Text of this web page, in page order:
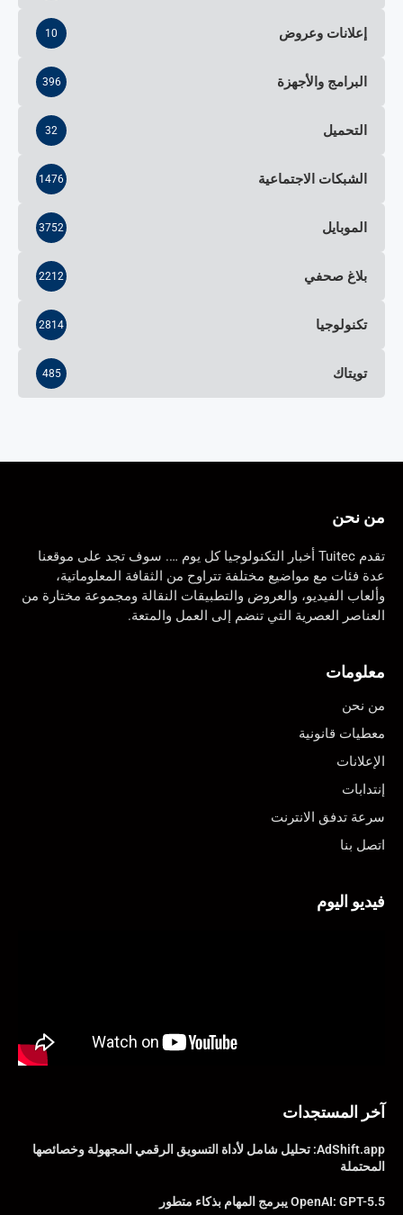
إعلانات وعروض 10
البرامج والأجهزة 396
التحميل 32
الشبكات الاجتماعية 1476
الموبايل 3752
بلاغ صحفي 2212
تكنولوجيا 2814
تويتاك 485
من نحن
تقدم Tuitec أخبار التكنولوجيا كل يوم …. سوف تجد على موقعنا
عدة فئات مع مواضيع مختلفة تتراوح من الثقافة المعلوماتية،
وألعاب الفيديو، والعروض والتطبيقات النقالة ومجموعة مختارة من
العناصر العصرية التي تنضم إلى العمل والمتعة.
معلومات
من نحن
معطيات قانونية
الإعلانات
إنتدابات
سرعة تدفق الانترنت
اتصل بنا
فيديو اليوم
آخر المستجدات
AdShift.app: تحليل شامل لأداة التسويق الرقمي المجهولة وخصائصها
المحتملة
OpenAI: GPT-5.5 يبرمج المهام بذكاء متطور